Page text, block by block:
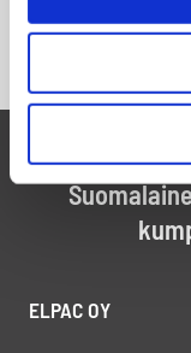
ELPAC OY